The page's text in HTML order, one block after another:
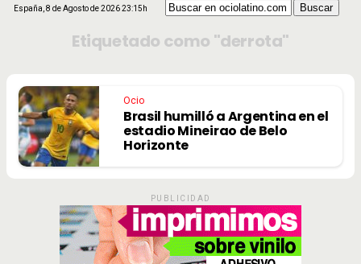
España, 8 de Agosto de 2026 23:15h
Etiquetado como "derrota"
Ocio
Brasil humilló a Argentina en el
estadio Mineirao de Belo
Horizonte
PUBLICIDAD